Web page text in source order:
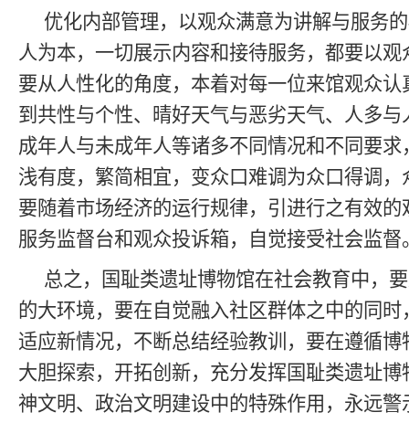
优化内部管理，以观众满意为讲解与服务
人为本，一切展示内容和接待服务，都要以
要从人性化的角度，本着对每一位来馆观众
到共性与个性、晴好天气与恶劣天气、人多
成年人与未成年人等诸多不同情况和不同要
浅有度，繁简相宜，变众口难调为众口得调
要随着市场经济的运行规律，引进行之有效
服务监督台和观众投诉箱，自觉接受社会监督
总之，国耻类遗址博物馆在社会教育中，
的大环境，要在自觉融入社区群体之中的同
适应新情况，不断总结经验教训，要在遵循
大胆探索，开拓创新，充分发挥国耻类遗址
神文明、政治文明建设中的特殊作用，永远